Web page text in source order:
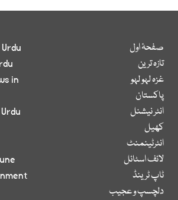
صفحۂ اول
تازہ ترین
غزہ لہو لہو
پاکستان
انٹر نیشنل
کھیل
انٹرٹینمنٹ
لائف اسٹائل
ٹاپ ٹرینڈ
دلچسپ و عجیب
in